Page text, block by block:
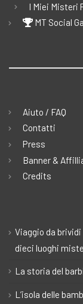
I Miei Misteri
MT Social
Aiuto / FAQ
Contatti
Press
Banner &
Credits
Viaggio da
dieci luoghi
La storia del
L’isola delle